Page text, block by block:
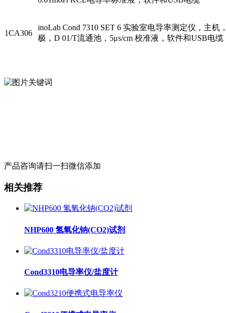
1CA306
inoLab Cond 7310 SET 6 实验室电导率测定仪，主
极，D 01/T流通池，5μs/cm 校准液，软件和USB电缆
产品咨询请扫一扫微信添加
相关推荐
NHP600 氢氧化钠(CO2)试剂
Cond3310电导率仪/盐度计